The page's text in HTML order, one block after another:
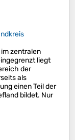
zentralen
liegt
der
als
einen Teil der
bildet. Nur